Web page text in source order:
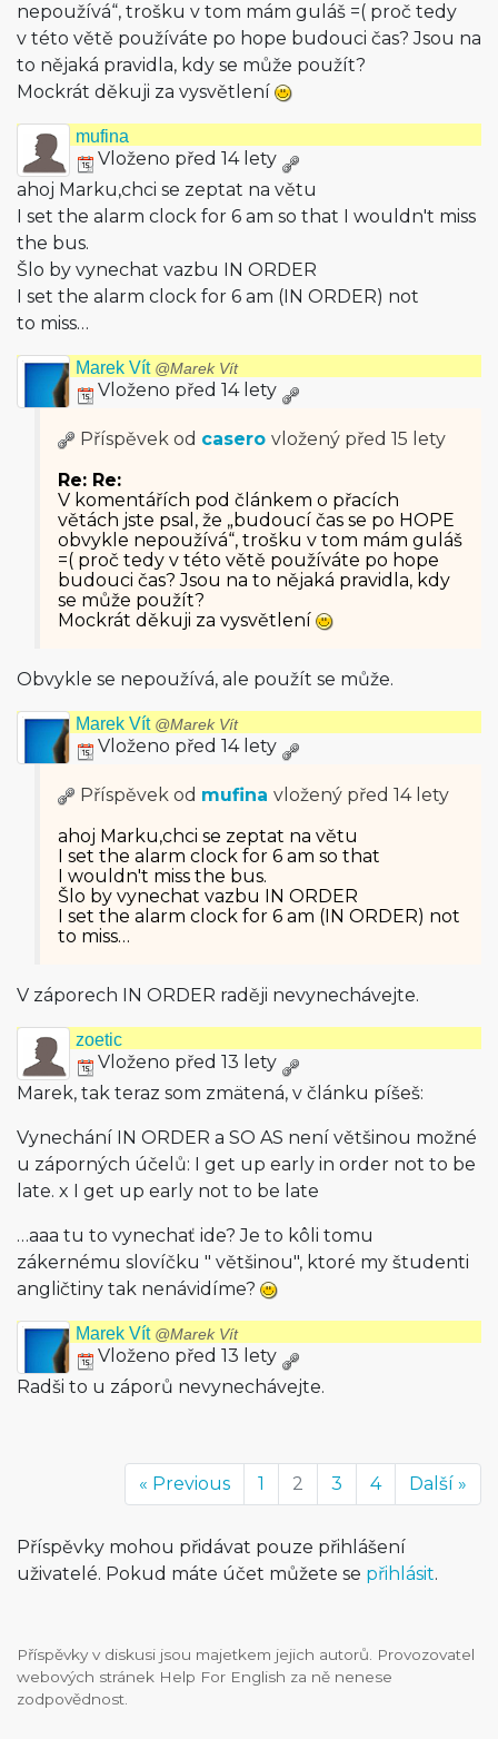
nepoužívá“, trošku v tom mám guláš =( proč tedy
v této větě používáte po hope budouci čas? Jsou na
to nějaká pravidla, kdy se může použít?
Mockrát děkuji za vysvětlení
mufina
Vloženo před 14 lety
ahoj Marku,chci se zeptat na větu
I set the alarm clock for 6 am so that I wouldn't miss
the bus.
Šlo by vynechat vazbu IN ORDER
I set the alarm clock for 6 am (IN ORDER) not
to miss…
Marek Vít @Marek Vít
Vloženo před 14 lety
Příspěvek od casero vložený před 15 lety
Re: Re:
V komentářích pod článkem o přacích
větách jste psal, že „budoucí čas se po HOPE
obvykle nepoužívá“, trošku v tom mám guláš
=( proč tedy v této větě používáte po hope
budouci čas? Jsou na to nějaká pravidla, kdy
se může použít?
Mockrát děkuji za vysvětlení
Obvykle se nepoužívá, ale použít se může.
Marek Vít @Marek Vít
Vloženo před 14 lety
Příspěvek od mufina vložený před 14 lety
ahoj Marku,chci se zeptat na větu
I set the alarm clock for 6 am so that
I wouldn't miss the bus.
Šlo by vynechat vazbu IN ORDER
I set the alarm clock for 6 am (IN ORDER) not
to miss…
V záporech IN ORDER raději nevynechávejte.
zoetic
Vloženo před 13 lety
Marek, tak teraz som zmätená, v článku píšeš:
Vynechání IN ORDER a SO AS není většinou možné
u záporných účelů: I get up early in order not to be
late. x I get up early not to be late
…aaa tu to vynechať ide? Je to kôli tomu
zákernému slovíčku " většinou", ktoré my študenti
angličtiny tak nenávidíme?
Marek Vít @Marek Vít
Vloženo před 13 lety
Radši to u záporů nevynechávejte.
« Previous 1 2 3 4 Další »
Příspěvky mohou přidávat pouze přihlášení
uživatelé. Pokud máte účet můžete se přihlásit.
Příspěvky v diskusi jsou majetkem jejich autorů. Provozovatel
webových stránek Help For English za ně nenese
zodpovědnost.